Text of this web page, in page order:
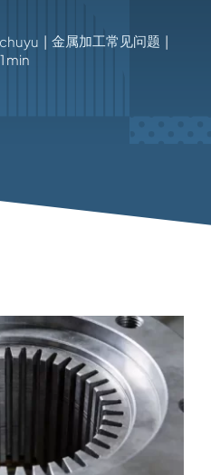
| 金属加工常见问题 |
min